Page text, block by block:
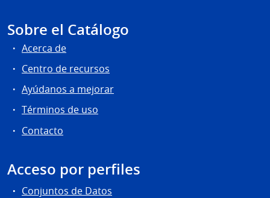
Sobre el Catálogo
Acerca de
Centro de recursos
Ayúdanos a mejorar
Términos de uso
Contacto
Acceso por perfiles
Conjuntos de Datos